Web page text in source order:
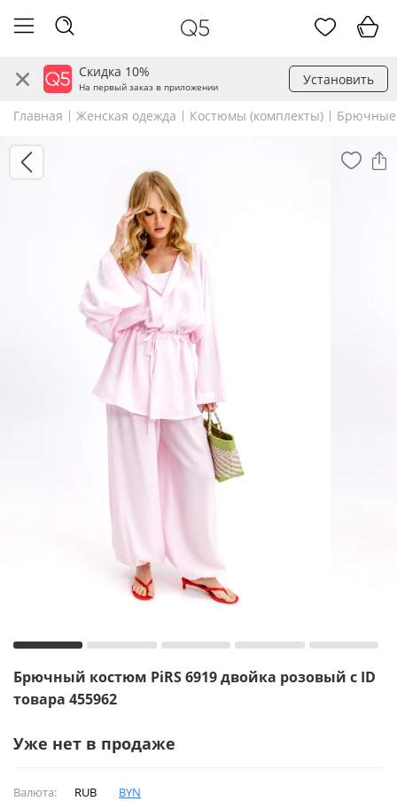
Скидка 10%
На первый заказ в приложении Установить
Главная Женская одежда Костюмы (комплекты)
Брючный костюм PiRS 6919 двойка розовый с ID
товара 455962
Уже нет в продаже
Валюта: RUB BYN